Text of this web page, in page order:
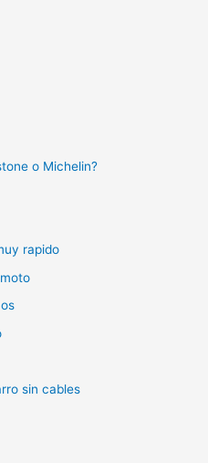
o Michelin?
rapido
sin cables